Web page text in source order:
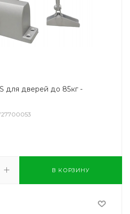
для дверей до 85кг -
В КОРЗИНУ